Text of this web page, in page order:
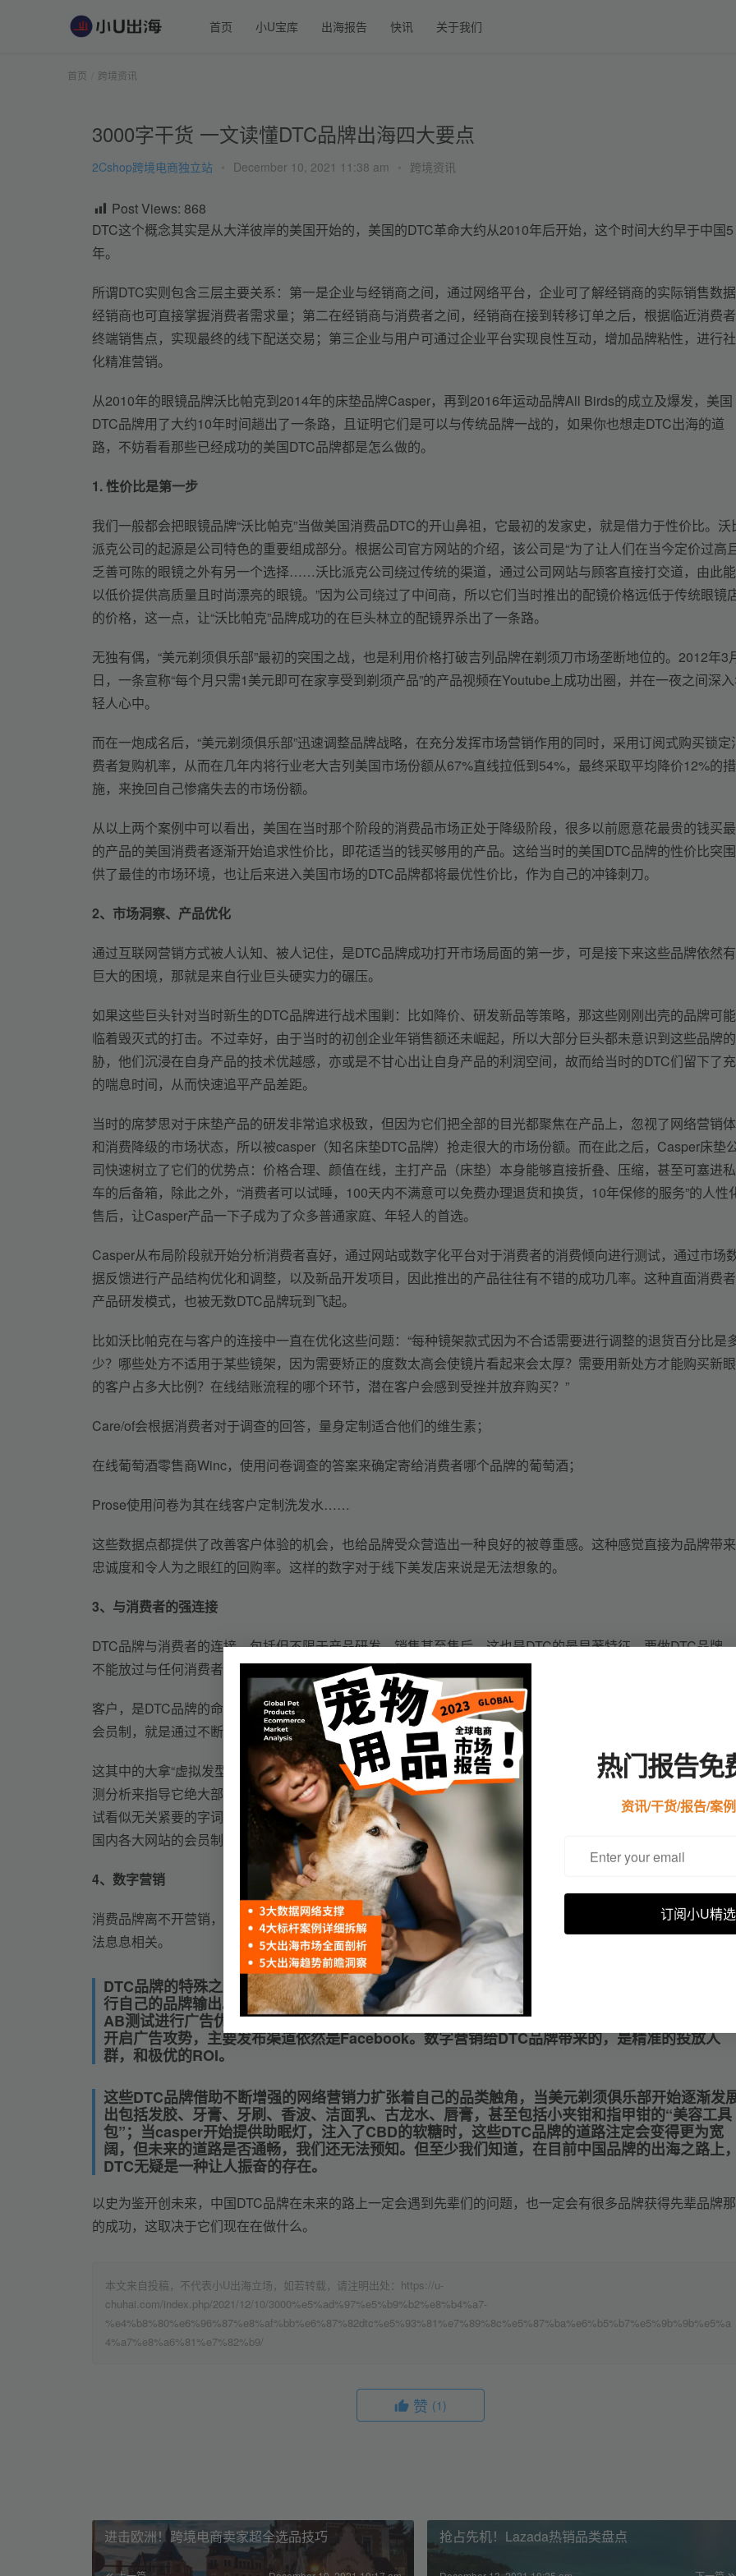
热门报告免
资讯/干货/报告/案
订阅小U精选
首页 小U宝库 出海报告 快讯 关于我们
首页 跨境资讯
3000字干货 一文读懂DTC品牌出海四大要点
2Cshop跨境电商独立站 December 10, 2021 11:38 am 跨境资讯
Post Views: 868
DTC这个概念其实是从大洋彼岸的美国开始的，美国的DTC革命大约从2010年后开始，这个时间大约早于中国5
年。
所谓DTC实则包含三层主要关系：第一是企业与经销商之间，通过网络平台，企业可了解经销商的实际销售数据
经销商也可直接掌握消费者需求量；第二在经销商与消费者之间，经销商在接到转移订单之后，根据临近消费
终端销售点，实现最终的线下配送交易；第三企业与用户可通过企业平台实现良性互动，增加品牌粘性，进行
化精准营销。
从2010年的眼镜品牌沃比帕克到2014年的床垫品牌Casper，再到2016年运动品牌All Birds的成立及爆发，美国
DTC品牌用了大约10年时间趟出了一条路，且证明它们是可以与传统品牌一战的，如果你也想走DTC出海的道
路，不妨看看那些已经成功的美国DTC品牌都是怎么做的。
1. 性价比是第一步
我们一般都会把眼镜品牌“沃比帕克”当做美国消费品DTC的开山鼻祖，它最初的发家史，就是借力于性价比。沃
派克公司的起源是公司特色的重要组成部分。根据公司官方网站的介绍，该公司是“为了让人们在当今定价过高
乏善可陈的眼镜之外有另一个选择……沃比派克公司绕过传统的渠道，通过公司网站与顾客直接打交道，由此
以低价提供高质量且时尚漂亮的眼镜。”因为公司绕过了中间商，所以它们当时推出的配镜价格远低于传统眼镜
的价格，这一点，让“沃比帕克”品牌成功的在巨头林立的配镜界杀出了一条路。
无独有偶，“美元剃须俱乐部”最初的突围之战，也是利用价格打破吉列品牌在剃须刀市场垄断地位的。2012年3
日，一条宣称“每个月只需1美元即可在家享受到剃须产品”的产品视频在Youtube上成功出圈，并在一夜之间深
轻人心中。
而在一炮成名后，“美元剃须俱乐部”迅速调整品牌战略，在充分发挥市场营销作用的同时，采用订阅式购买锁定
费者复购机率，从而在几年内将行业老大吉列美国市场份额从67%直线拉低到54%，最终采取平均降价12%的措
施，来挽回自己惨痛失去的市场份额。
从以上两个案例中可以看出，美国在当时那个阶段的消费品市场正处于降级阶段，很多以前愿意花最贵的钱买
的产品的美国消费者逐渐开始追求性价比，即花适当的钱买够用的产品。这给当时的美国DTC品牌的性价比突
供了最佳的市场环境，也让后来进入美国市场的DTC品牌都将最优性价比，作为自己的冲锋刺刀。
2、 市场洞察、产品优化
通过互联网营销方式被人认知、被人记住，是DTC品牌成功打开市场局面的第一步，可是接下来这些品牌依然
巨大的困境，那就是来自行业巨头硬实力的碾压。
如果这些巨头针对当时新生的DTC品牌进行战术围剿：比如降价、研发新品等策略，那这些刚刚出壳的品牌可
临着毁灭式的打击。不过幸好，由于当时的初创企业年销售额还未崛起，所以大部分巨头都未意识到这些品牌
胁，他们沉浸在自身产品的技术优越感，亦或是不甘心出让自身产品的利润空间，故而给当时的DTC们留下了
的喘息时间，从而快速追平产品差距。
当时的席梦思对于床垫产品的研发非常追求极致，但因为它们把全部的目光都聚焦在产品上，忽视了网络营销
和消费降级的市场状态，所以被casper（知名床垫DTC品牌）抢走很大的市场份额。而在此之后，Casper床垫
司快速树立了它们的优势点：价格合理、颜值在线，主打产品（床垫）本身能够直接折叠、压缩，甚至可塞进
车的后备箱，除此之外，“消费者可以试睡，100天内不满意可以免费办理退货和换货，10年保修的服务”的人性
售后，让Casper产品一下子成为了众多普通家庭、年轻人的首选。
Casper从布局阶段就开始分析消费者喜好，通过网站或数字化平台对于消费者的消费倾向进行测试，通过市场
据反馈进行产品结构优化和调整，以及新品开发项目，因此推出的产品往往有不错的成功几率。这种直面消费
产品研发模式，也被无数DTC品牌玩到飞起。
比如沃比帕克在与客户的连接中一直在优化这些问题：“每种镜架款式因为不合适需要进行调整的退货百分比是
少？哪些处方不适用于某些镜架，因为需要矫正的度数太高会使镜片看起来会太厚？需要用新处方才能购买新
的客户占多大比例？在线结账流程的哪个环节，潜在客户会感到受挫并放弃购买？”
Care/of会根据消费者对于调查的回答，量身定制适合他们的维生素；
在线葡萄酒零售商Winc，使用问卷调查的答案来确定寄给消费者哪个品牌的葡萄酒；
Prose使用问卷为其在线客户定制洗发水……
这些数据点都提供了改善客户体验的机会，也给品牌受众营造出一种良好的被尊重感。这种感觉直接为品牌带
忠诚度和令人为之眼红的回购率。这样的数字对于线下美发店来说是无法想象的。
3、 与消费者的强连接
DTC品牌与消费者的连接，包括但不限于产品研发、销售甚至售后，这也是DTC的最显著特征。要做DTC品牌
不能放过与任何消费者快速建立联系的机会，因为这是该模式在消费者体验上最大的优势项。
客户，是DTC品牌的命脉，而提升客户的生命周期价值，是每一个DTC品牌都在研究的重点问题，比如我们见到
会员制，就是通过不断收集会员数据、改进产品和服务，从而提升消费者复购率的有效途径。
这其中的大拿“虚拟发型屋”，就是通过收集每位顾客的调查问券来拉长消费者停留时间，并运用机器学习算法和
测分析来指导它绝大部分的措施：从调整产品配方，到引入新产品（如用于突出头发的颜色），再到在其网页上
试看似无关紧要的字词更改。这一点如今已经被不少传统品牌所重视，如耐克推出Nike+，亚马逊的Prime，还
国内各大网站的会员制。
4、 数字营销
消费品牌离不开营销，不管是传统媒体还是新媒体，无论何种造势手段，一个品牌的诞生与强盛，势必与其营销
法息息相关。
DTC品牌的特殊之处在于，它几乎从未借助过传统媒体的力量，而是更多元的运用数字社交媒体进
行自己的品牌输出。美元剃须俱乐部靠病毒视频在YouTube爆红，之后也是通过在Facebook上的
AB测试进行广告优化和人群细分；三爱文胸在创业初期通过“免费试穿”计划（后被称为先试后买）
开启广告攻势，主要发布渠道依然是Facebook。数字营销给DTC品牌带来的，是精准的投放人
群，和极优的ROI。
这些DTC品牌借助不断增强的网络营销力扩张着自己的品类触角，当美元剃须俱乐部开始逐渐发
出包括发胶、牙膏、牙刷、香波、洁面乳、古龙水、唇膏，甚至包括小夹钳和指甲钳的“美容工具
包”；当casper开始提供助眠灯，注入了CBD的软糖时，这些DTC品牌的道路注定会变得更为宽
阔，但未来的道路是否通畅，我们还无法预知。但至少我们知道，在目前中国品牌的出海之路上，
DTC无疑是一种让人振奋的存在。
以史为鉴开创未来，中国DTC品牌在未来的路上一定会遇到先辈们的问题，也一定会有很多品牌获得先辈品牌
的成功，这取决于它们现在在做什么。
本文来自投稿，不代表小U出海立场，如若转载，请注明出处：https://u-
chuhai.com/index.php/2021/12/10/3000%e5%ad%97%e5%b9%b2%e8%b4%a7-
%e4%b8%80%e6%96%87%e8%af%bb%e6%87%82dtc%e5%93%81%e7%89%8c%e5%87%ba%e6%b5%b7%e5%9b%9b%e5%a
4%a7%e8%a6%81%e7%82%b9/
赞 (1)
进击欧洲！跨境电商卖家超全选品技巧 抢占先机！Lazada热销品类盘点